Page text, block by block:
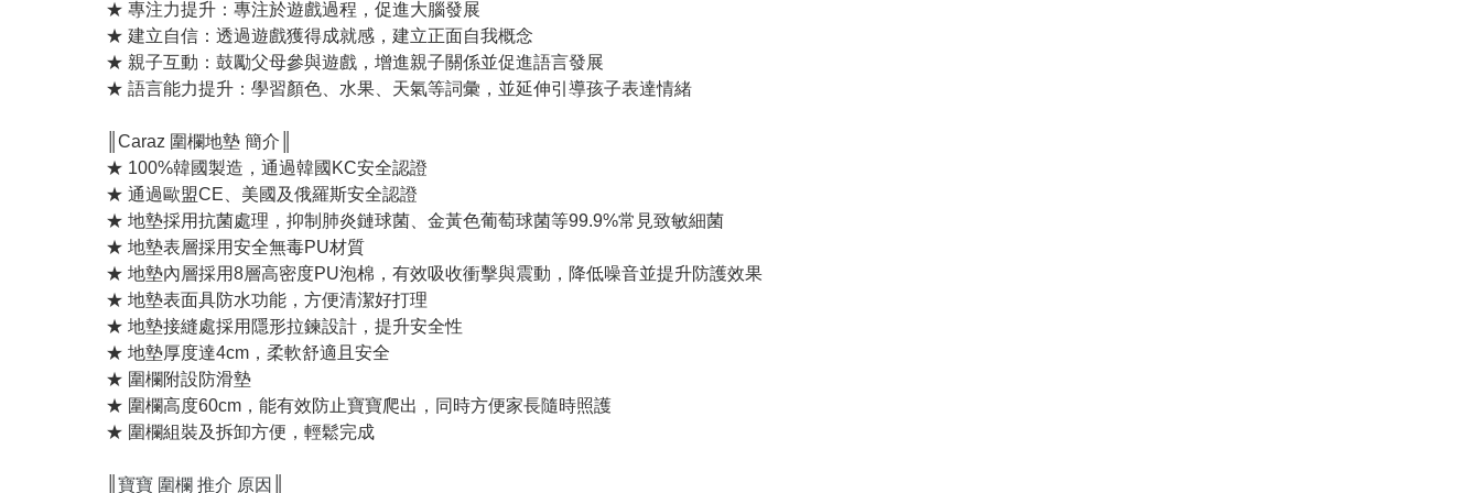
★ 專注力提升：專注於遊戲過程，促進大腦發展
★ 建立自信：透過遊戲獲得成就感，建立正面自我概念
★ 親子互動：鼓勵父母參與遊戲，增進親子關係並促進語言發展
★ 語言能力提升：學習顏色、水果、天氣等詞彙，並延伸引導孩子表達情緒
║Caraz 圍欄地墊 簡介║
★ 100%韓國製造，通過韓國KC安全認證
★ 通過歐盟CE、美國及俄羅斯安全認證
★ 地墊採用抗菌處理，抑制肺炎鏈球菌、金黃色葡萄球菌等99.9%常見致敏細菌
★ 地墊表層採用安全無毒PU材質
★ 地墊內層採用8層高密度PU泡棉，有效吸收衝擊與震動，降低噪音並提升防護效果
★ 地墊表面具防水功能，方便清潔好打理
★ 地墊接縫處採用隱形拉鍊設計，提升安全性
★ 地墊厚度達4cm，柔軟舒適且安全
★ 圍欄附設防滑墊
★ 圍欄高度60cm，能有效防止寶寶爬出，同時方便家長隨時照護
★ 圍欄組裝及拆卸方便，輕鬆完成
寶寶 圍欄 推介 原因